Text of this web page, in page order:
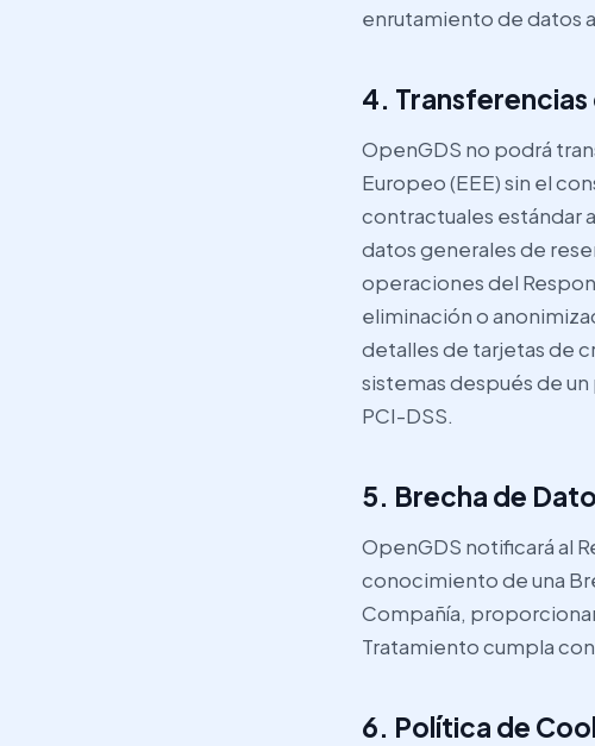
enrutamiento de datos
4.
OpenGDS no podrá
Europeo (EEE) sin el
contractuales estándar
datos generales de
operaciones del
eliminación o
detalles de tarjetas de
sistemas después de
PCI-DSS.
5. Brecha de
OpenGDS notificará al
conocimiento de una
Compañía,
Tratamiento cumpla
6. Política de